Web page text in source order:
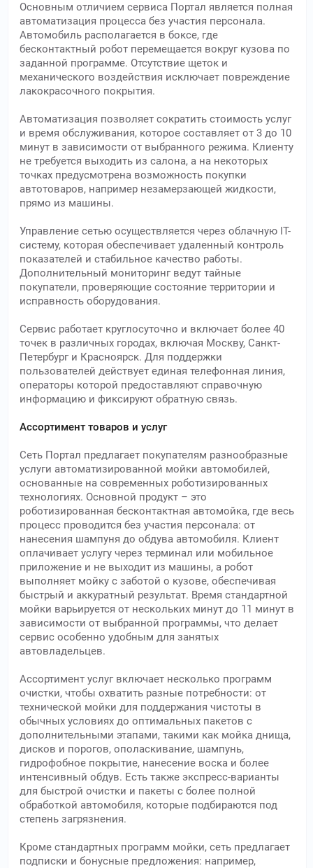
Основным отличием сервиса Портал является полная
автоматизация процесса без участия персонала.
Автомобиль располагается в боксе, где
бесконтактный робот перемещается вокруг кузова по
заданной программе. Отсутствие щеток и
механического воздействия исключает повреждение
лакокрасочного покрытия.
Автоматизация позволяет сократить стоимость услуг
и время обслуживания, которое составляет от 3 до 10
минут в зависимости от выбранного режима. Клиенту
не требуется выходить из салона, а на некоторых
точках предусмотрена возможность покупки
автотоваров, например незамерзающей жидкости,
прямо из машины.
Управление сетью осуществляется через облачную IT-
систему, которая обеспечивает удаленный контроль
показателей и стабильное качество работы.
Дополнительный мониторинг ведут тайные
покупатели, проверяющие состояние территории и
исправность оборудования.
Сервис работает круглосуточно и включает более 40
точек в различных городах, включая Москву, Санкт-
Петербург и Красноярск. Для поддержки
пользователей действует единая телефонная линия,
операторы которой предоставляют справочную
информацию и фиксируют обратную связь.
Ассортимент товаров и услуг
Сеть Портал предлагает покупателям разнообразные
услуги автоматизированной мойки автомобилей,
основанные на современных роботизированных
технологиях. Основной продукт – это
роботизированная бесконтактная автомойка, где весь
процесс проводится без участия персонала: от
нанесения шампуня до обдува автомобиля. Клиент
оплачивает услугу через терминал или мобильное
приложение и не выходит из машины, а робот
выполняет мойку с заботой о кузове, обеспечивая
быстрый и аккуратный результат. Время стандартной
мойки варьируется от нескольких минут до 11 минут в
зависимости от выбранной программы, что делает
сервис особенно удобным для занятых
автовладельцев.
Ассортимент услуг включает несколько программ
очистки, чтобы охватить разные потребности: от
технической мойки для поддержания чистоты в
обычных условиях до оптимальных пакетов с
дополнительными этапами, такими как мойка днища,
дисков и порогов, ополаскивание, шампунь,
гидрофобное покрытие, нанесение воска и более
интенсивный обдув. Есть также экспресс-варианты
для быстрой очистки и пакеты с более полной
обработкой автомобиля, которые подбираются под
степень загрязнения.
Кроме стандартных программ мойки, сеть предлагает
подписки и бонусные предложения: например,